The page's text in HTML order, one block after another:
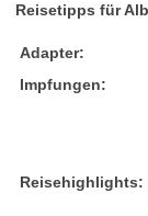
Reisetipps für
Adapter:
Impfungen:
Reisehighlights: